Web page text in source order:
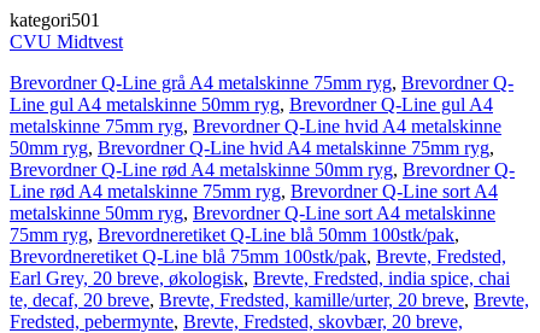
kategori501
CVU Midtvest
Brevordner Q-Line grå A4 metalskinne 75mm ryg, Brevordner Q-
Line gul A4 metalskinne 50mm ryg, Brevordner Q-Line gul A4
metalskinne 75mm ryg, Brevordner Q-Line hvid A4 metalskinne
50mm ryg, Brevordner Q-Line hvid A4 metalskinne 75mm ryg,
Brevordner Q-Line rød A4 metalskinne 50mm ryg, Brevordner Q-
Line rød A4 metalskinne 75mm ryg, Brevordner Q-Line sort A4
metalskinne 50mm ryg, Brevordner Q-Line sort A4 metalskinne
75mm ryg, Brevordneretiket Q-Line blå 50mm 100stk/pak,
Brevordneretiket Q-Line blå 75mm 100stk/pak, Brevte, Fredsted,
Earl Grey, 20 breve, økologisk, Brevte, Fredsted, india spice, chai
te, decaf, 20 breve, Brevte, Fredsted, kamille/urter, 20 breve, Brevte,
Fredsted, pebermynte, Brevte, Fredsted, skovbær, 20 breve,